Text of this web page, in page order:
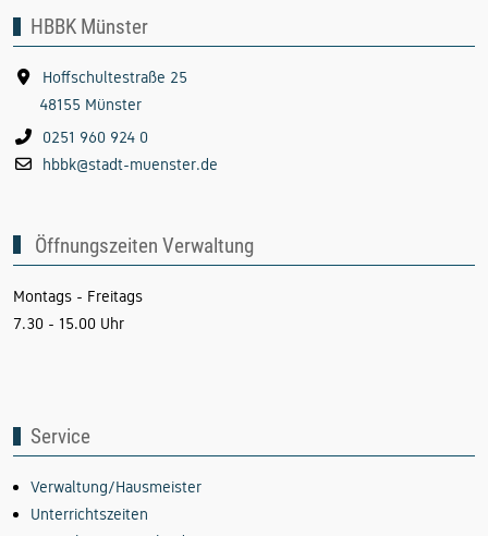
HBBK Münster
Hoffschultestraße 25
48155 Münster
0251 960 924 0
hbbk@stadt-muenster.de
Öffnungszeiten Verwaltung
Montags - Freitags
7.30 - 15.00 Uhr
Service
Verwaltung/Hausmeister
Unterrichtszeiten